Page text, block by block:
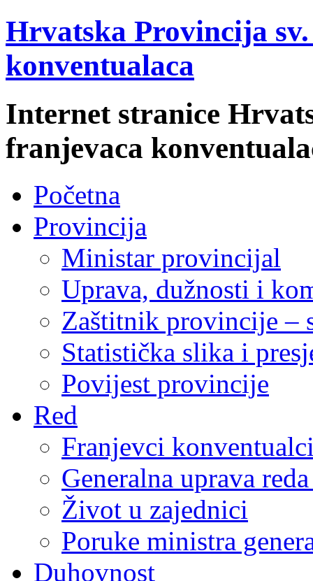
Hrvatska Provincija
konventualaca
Internet stranice
franjevaca
Početna
Provincija
Ministar provincijal
Uprava, dužnosti i
Zaštitnik provincije –
Statistička slika i
Povijest provincije
Red
Franjevci
Generalna uprava
Život u zajednici
Poruke ministra
Duhovnost